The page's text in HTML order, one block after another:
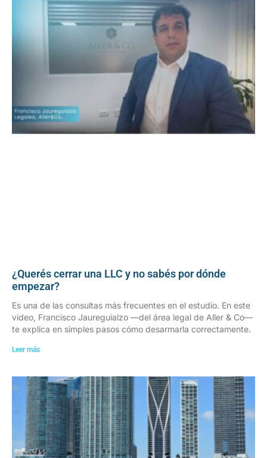
¿Querés cerrar una LLC y no sabés por dónde
empezar?
Es una de las consultas más frecuentes en el estudio. En este
video, Francisco Jaureguialzo —del área legal de Aller & Co—
te explica en simples pasos cómo desarmarla correctamente.
Leer más